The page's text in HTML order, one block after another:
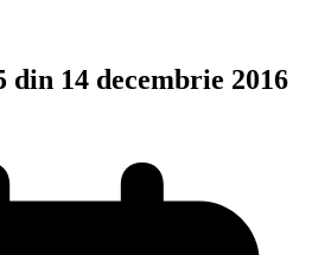
din 14 decembrie 2016